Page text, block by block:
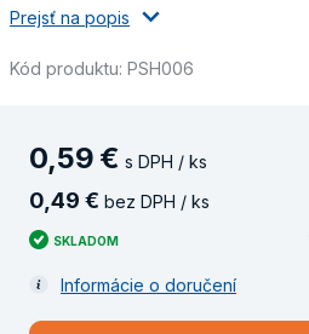
Prejsť na popis
Kód produktu: PSH006
0,59 € s DPH / ks
0 49 € bez DPH / ks
SKLADOM
Informácie o doručení